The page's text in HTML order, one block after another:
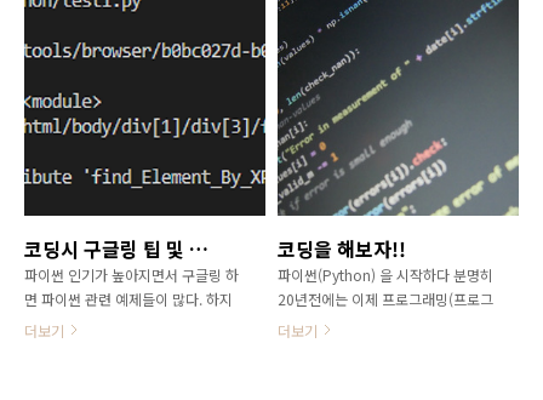
확인하는 핑테스트 외부(인터넷이 되
확인하는 핑테스트 배치파일을 간편
르고 할 필요 없이 바로 실행 할수 있
습니다. 명령어도 간단하니 사용자에
면 됩니다. 서버가 많거나 아님 자주
다. 그럴떄 하나 만들어 놓으면 유용
합니다. 배치파일 만들어보자 메모장
을 열어서 명령어를 입력하는겁니
다...
네요. 첫번째 코딩공부를 한 목적을
이루었네요. 주업무가 코딩이 아니여
서 이놈들을 또 계속 사용 안하면
엇?? 이게 이거였는지 저거였는지 헷
갈릴때도 있고 그땐 분명히 되었는데
왜 안되지 가물가물....잊기전에 한번
더 메모 하려고 합니다^^ 셀레니움
으로 하다가 동적페이지일때 혹은 마
우스 클릭도 아니고 마우스 오버(마
있습니다. 그럴땐 마우스를 자동으로
움직여서 거기에 가져다 놓고 그이후
find_element 를 통해 찾거나 하면
됩..
코딩시 구글링 팁 및 첫 파이썬 오류해결(find_Element)
파이썬 인기가 높아지면서 구글링 하
면 파이썬 관련 예제들이 많다. 하지
만 파이썬도 업그레이드가 지속적으
더보기
코딩을 해보자!!
파이썬(Python) 을 시작하다 분명히
20년전에는 이제 프로그래밍(프로그
래머) 보단 전산 보안이 더 뜬다고 프
더보기